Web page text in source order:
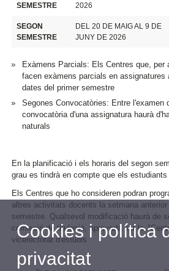
SEMESTRE
2026
SEGON
SEMESTRE
DEL 20 DE MAIG AL 9 DE
JUNY DE 2026
Exàmens Parcials: Els Centres que, per
facen exàmens parcials en assignatures
dates del primer semestre
Segones Convocatòries: Entre l'examen
convocatòria d'una assignatura haurà
naturals
En la planificació i els horaris del segon
grau es tindrà en compte que els
Els Centres que ho consideren podran
altres activitats docents la setmana
semestre. Qualsevol modificació haurà de
comissió de titulació, aprovada per la
vicerectorat d'estudis
Cookies i política
privacitat